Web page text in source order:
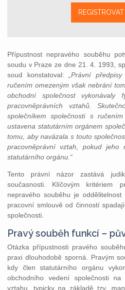
Přípustnost nepravého souběhu
soudu v Praze ze dne 21. 4. 1993,
soud konstatoval:
„Právní
ručením omezeným však nebrání
obchodní společnost vykonávaly
pracovněprávních vztahů.
společníkem společnosti s
ustavena statutárním orgánem
tomu, aby navázala s touto
pracovněprávní vztah, pokud jeho
statutárního orgánu.“
Tento právní názor zastává
současnosti. Klíčovým kritériem
nepravého souběhu je
pracovní smlouvě od činností
společnosti.
Pravý souběh funkcí –
Otázka přípustnosti pravého
praxi dlouhodobě sporná. Pravým
kdy člen statutárního orgánu
obchodního vedení společnosti na
vztahu, typicky na základě tzv.